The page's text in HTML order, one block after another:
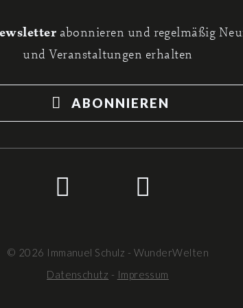
abonnieren und regelmäßig
und Veranstaltungen erhalten
ABONNIEREN
© 2026 Immanuel Schulz - WunderWelten
Datenschutz - Impressum